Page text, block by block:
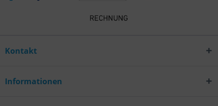
Kontakt
Informationen